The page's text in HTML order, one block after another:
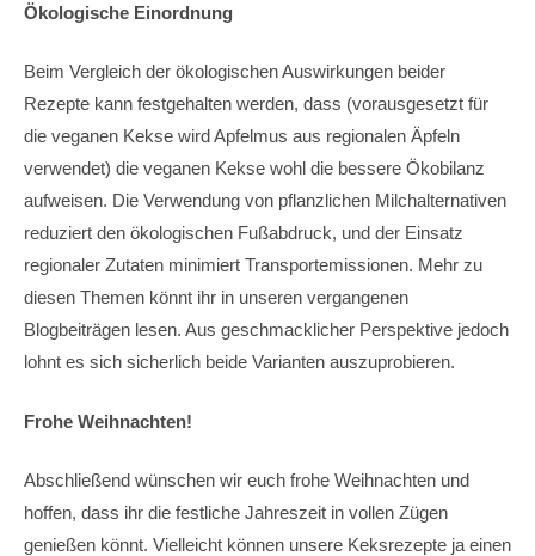
Ökologische Einordnung
Beim Vergleich der ökologischen Auswirkungen beider
Rezepte kann festgehalten werden, dass (vorausgesetzt für
die veganen Kekse wird Apfelmus aus regionalen Äpfeln
verwendet) die veganen Kekse wohl die bessere Ökobilanz
aufweisen. Die Verwendung von pflanzlichen Milchalternativen
reduziert den ökologischen Fußabdruck, und der Einsatz
regionaler Zutaten minimiert Transportemissionen. Mehr zu
diesen Themen könnt ihr in unseren vergangenen
Blogbeiträgen lesen. Aus geschmacklicher Perspektive jedoch
lohnt es sich sicherlich beide Varianten auszuprobieren.
Frohe Weihnachten!
Abschließend wünschen wir euch frohe Weihnachten und
hoffen, dass ihr die festliche Jahreszeit in vollen Zügen
genießen könnt. Vielleicht können unsere Keksrezepte ja einen